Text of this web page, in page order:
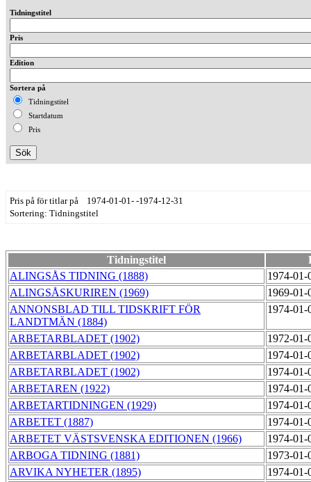
Tidningstitel
Pris
Edition
Sortera på
Tidningstitel
Startdatum
Pris
Pris på för titlar på 1974-01-01- -1974-12-31
Sortering: Tidningstitel
Tidningstitel
ALINGSÅS TIDNING (1888)
1974-
ALINGSÅSKURIREN (1969)
1969-
ANNONSBLAD TILL TIDSKRIFT FÖR
LANDTMÄN (1884)
1974-
ARBETARBLADET (1902)
1972-
ARBETARBLADET (1902)
1974-
ARBETARBLADET (1902)
1974-
ARBETAREN (1922)
1974-
ARBETARTIDNINGEN (1929)
1974-
ARBETET (1887)
1974-
ARBETET VÄSTSVENSKA EDITIONEN (1966)
1974-
ARBOGA TIDNING (1881)
1973-
ARVIKA NYHETER (1895)
1974-